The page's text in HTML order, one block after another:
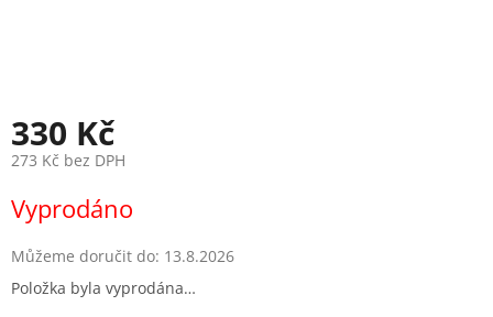
330 Kč
273 Kč bez DPH
cena:
Vyprodáno
Můžeme doručit do: 13.8.2026
Položka byla vyprodána…